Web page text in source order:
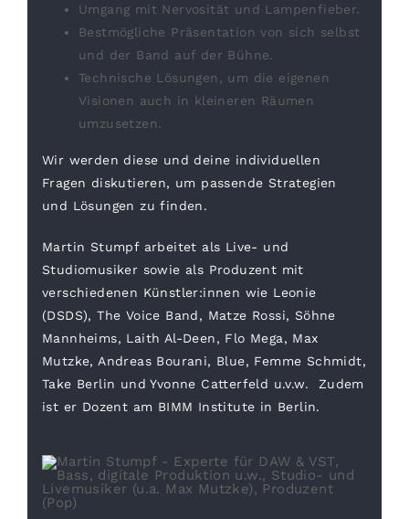
Umgang mit Nervosität und Lampenfieber.
Bestmögliche Präsentation von sich selbst
und der Band auf der Bühne.
Technische Lösungen, um die eigenen
Visionen auch in kleineren Räumen
umzusetzen.
Wir werden diese und deine individuellen
Fragen diskutieren, um passende Strategien
und Lösungen zu finden.
Martin Stumpf arbeitet als Live- und
Studiomusiker sowie als Produzent mit
verschiedenen Künstler:innen wie Leonie
(DSDS), The Voice Band, Matze Rossi, Söhne
Mannheims, Laith Al-Deen, Flo Mega, Max
Mutzke, Andreas Bourani, Blue, Femme Schmidt,
Take Berlin und Yvonne Catterfeld u.v.w. Zudem
ist er Dozent am BIMM Institute in Berlin.